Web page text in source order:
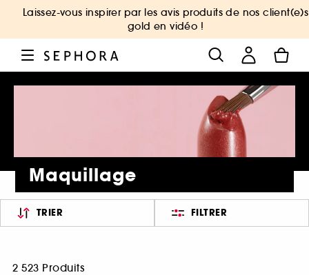
Laissez-vous inspirer par les avis produits de nos client(e)s
gold en vidéo !
Maquillage
TRIER FILTRER
2 523 Produits